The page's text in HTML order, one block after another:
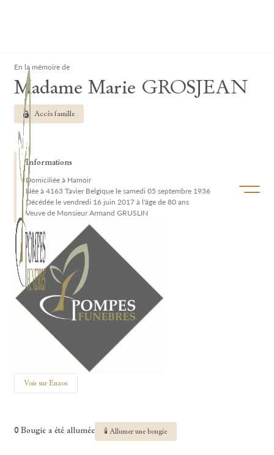
Ouvrir/
En la mémoire de
Madame Marie GROSJEAN
Accès famille
Informations
Domiciliée à Hamoir
Née à 4163 Tavier Belgique le samedi 05 septembre 1936
Décédée le vendredi 16 juin 2017 à l'âge de 80 ans
Veuve de Monsieur Armand GRUSLIN
Voir sur Enaos
0 Bougie a été allumée 🕯 Allumer une bougie